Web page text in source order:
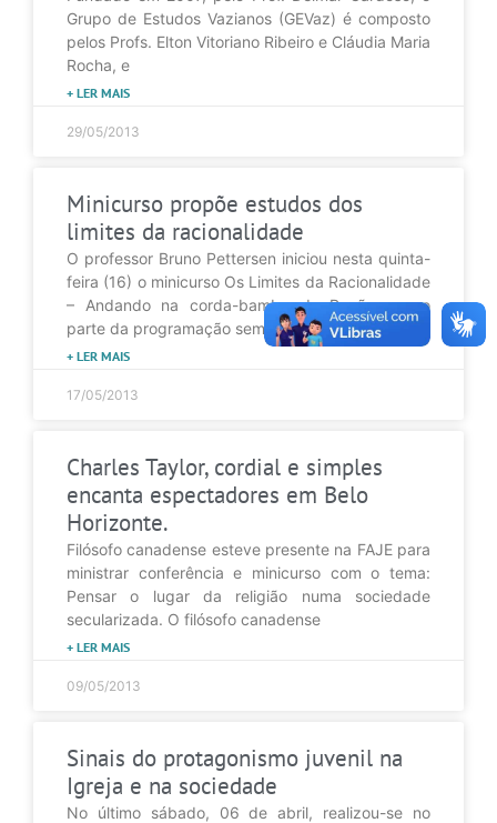
Grupo de Estudos Vazianos (GEVaz) é composto
pelos Profs. Elton Vitoriano Ribeiro e Cláudia Maria
Rocha, e
+ LER MAIS
29/05/2013
Minicurso propõe estudos dos
limites da racionalidade
O professor Bruno Pettersen iniciou nesta quinta-
feira (16) o minicurso Os Limites da Racionalidade
– Andando na corda-bamba da Razão, como
parte da programação semestral
+ LER MAIS
17/05/2013
Charles Taylor, cordial e simples
encanta espectadores em Belo
Horizonte.
Filósofo canadense esteve presente na FAJE para
ministrar conferência e minicurso com o tema:
Pensar o lugar da religião numa sociedade
secularizada. O filósofo canadense
+ LER MAIS
09/05/2013
Sinais do protagonismo juvenil na
Igreja e na sociedade
No último sábado, 06 de abril, realizou-se no